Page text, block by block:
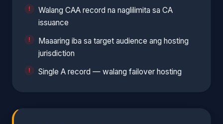
Walang CAA record na naglilimita sa CA
issuance
Maaaring iba sa target audience ang hosting
jurisdiction
Single A record — walang failover hosting